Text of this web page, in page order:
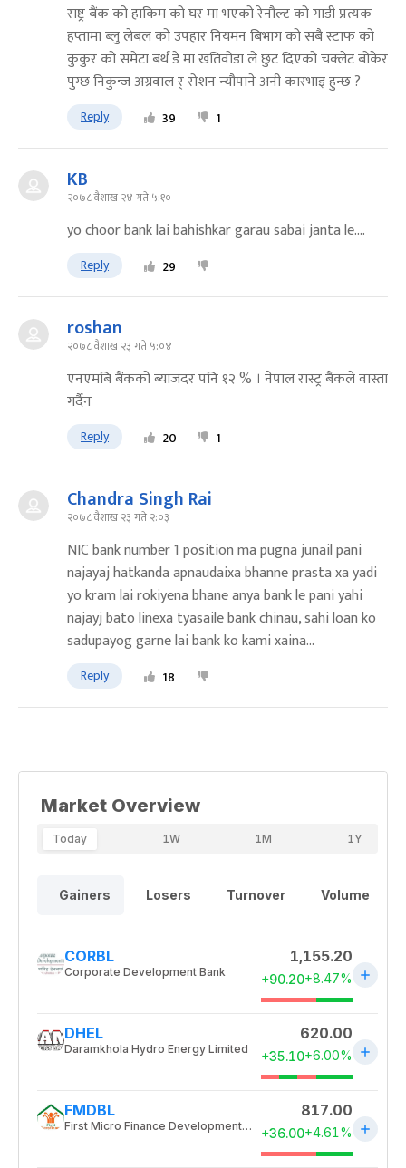
राष्ट्र बैंक को हाकिम को घर मा भएको रेनौल्ट को गाडी प्रत्यक
हप्तामा ब्लु लेबल को उपहार नियमन बिभाग को सबै स्टाफ को
कुकुर को समेटा बर्थ डे मा खतिवोडा ले छुट दिएको चक्लेट बोकेर
पुग्छ निकुन्ज अग्रवाल र् रोशन न्यौपाने अनी कारभाइ हुन्छ ?
Reply 39 1
KB
२०७८ वैशाख २४ गते ५:१०
yo choor bank lai bahishkar garau sabai janta le....
Reply 29
roshan
२०७८ वैशाख २३ गते ५:०४
एनएमबि बैंकको ब्याजदर पनि १२ % । नेपाल रास्ट्र बैंकले वास्ता
गर्दैन
Reply 20 1
Chandra Singh Rai
२०७८ वैशाख २३ गते २:०३
NIC bank number 1 position ma pugna junail pani
najayaj hatkanda apnaudaixa bhanne prasta xa yadi
yo kram lai rokiyena bhane anya bank le pani yahi
najayj bato linexa tyasaile bank chinau, sahi loan ko
sadupayog garne lai bank ko kami xaina...
Reply 18